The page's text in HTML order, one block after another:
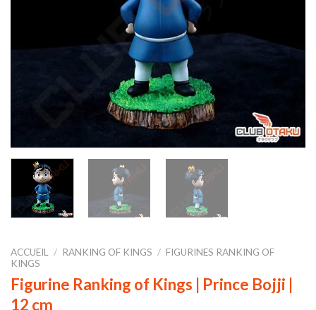
ACCUEIL / RANKING OF KINGS / FIGURINES RANKING OF
KINGS
Figurine Ranking of Kings | Prince Bojji |
12 cm